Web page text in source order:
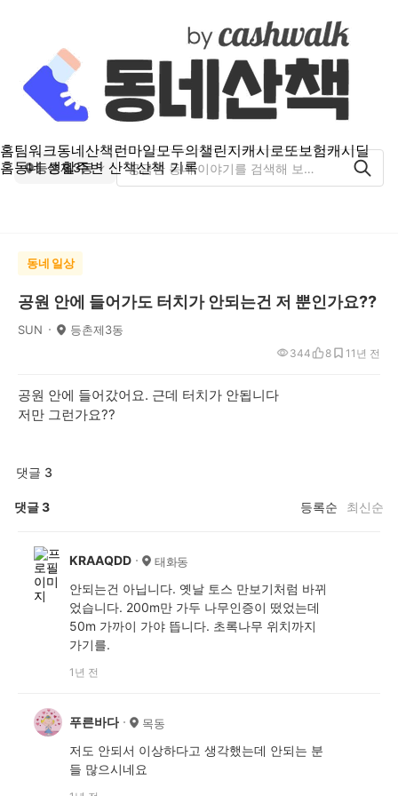
홈팀워크동네산책 런마일모두의챌린지캐시로또보험캐시딜
홈동네 생활주변 산책산책 기록
등촌제3동
동네 일상
공원 안에 들어가도 터치가 안되는건 저 뿐인가요??
SUN 등촌제3동
1년 전
344 8 1
공원 안에 들어갔어요. 근데 터치가 안됩니다
저만 그런가요??
댓글 3
댓글3 등록순 최신순
KRAAQDD 태화동
안되는건 아닙니다. 옛날 토스 만보기처럼 바뀌
었습니다. 200m만 가두 나무인증이 떴었는데
50m 가까이 가야 뜹니다. 초록나무 위치까지
가기를.
1년 전
푸른바다 목동
저도 안되서 이상하다고 생각했는데 안되는 분
들 많으시네요